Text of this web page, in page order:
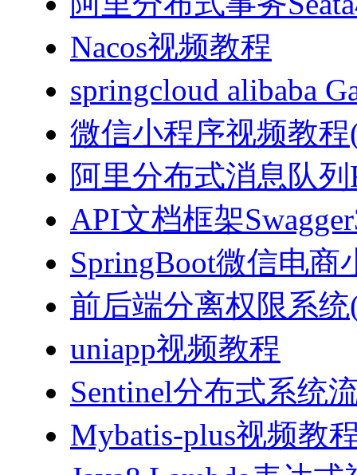
Nacos视频教程
springcloud alibaba
微信小程序视频教程
阿里分布式消息队
API文档框架
SpringBoot微信电商
前后端分离权限系统
uniapp视频教程
Sentinel分布式系统
Mybatis-plus视频教